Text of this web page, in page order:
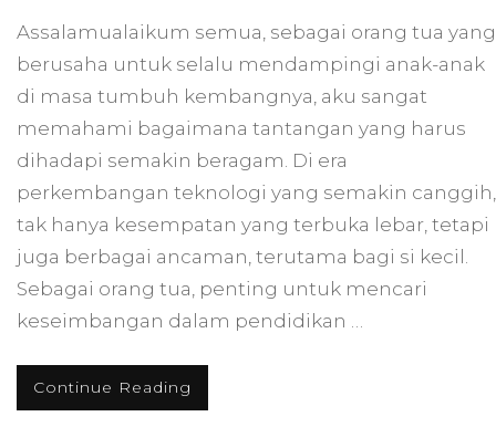
Assalamualaikum semua, sebagai orang tua yang
berusaha untuk selalu mendampingi anak-anak
di masa tumbuh kembangnya, aku sangat
memahami bagaimana tantangan yang harus
dihadapi semakin beragam. Di era
perkembangan teknologi yang semakin canggih,
tak hanya kesempatan yang terbuka lebar, tetapi
juga berbagai ancaman, terutama bagi si kecil.
Sebagai orang tua, penting untuk mencari
keseimbangan dalam pendidikan …
Continue Reading